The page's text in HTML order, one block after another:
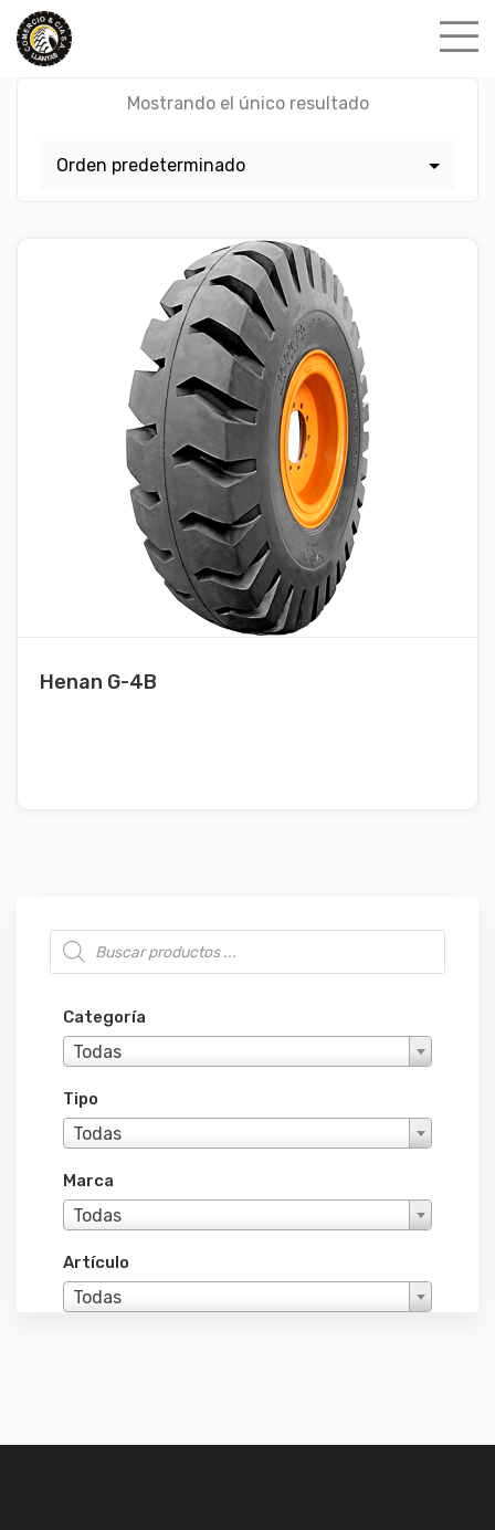
Skip
content
Mostrando el único resultado
Búsqueda de productos
Categoría
Todas
Tipo
Todas
Marca
Todas
Artículo
Todas
Henan G-4B